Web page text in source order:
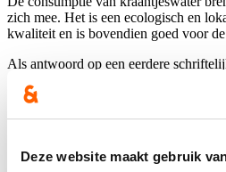
Deze website maakt gebruik
zich mee. Het is een ecologisch en
kwaliteit en is bovendien goed voor
Als antwoord op een eerdere
Stijn De Roo gaf de schepen mee dat
de Stad waar dranken geschonken
volledige persbericht kan jehier lezen.